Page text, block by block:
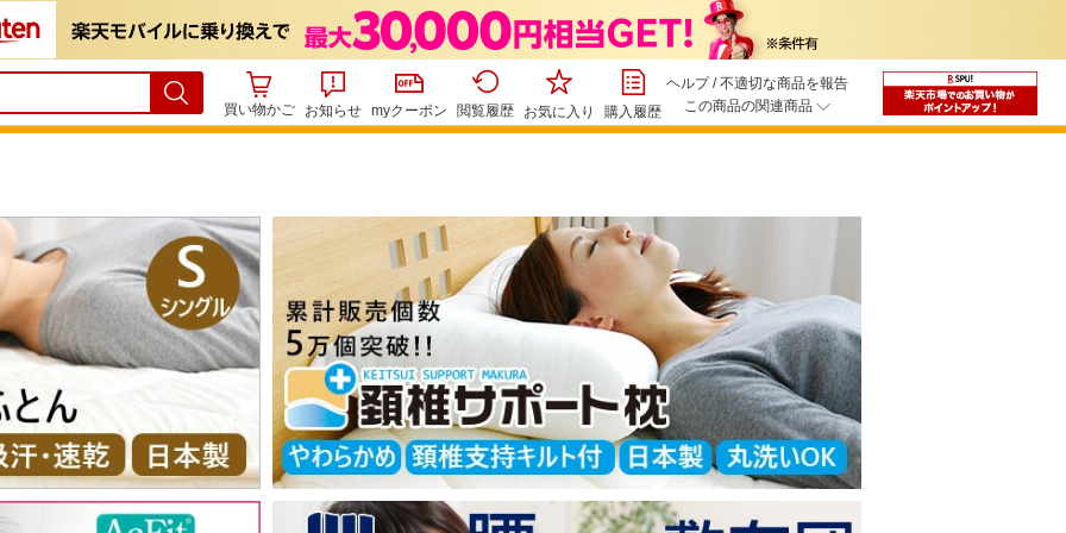
買い物かご お知らせ myクーポン 閲覧履歴 お気に入り 購入履歴
ヘルプ/不適切な商品を報告
この商品の関連商品